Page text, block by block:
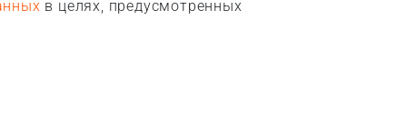
в целях, предусмотренных